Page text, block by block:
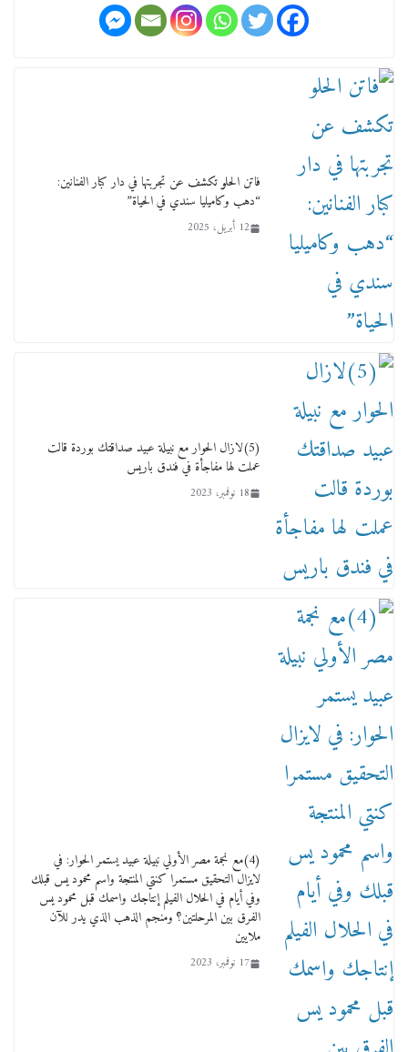
القويري ملك الدعاية لأشهر بسكويت في مصر
17 يناير، 2026
فاتن الحلو تكشف عن تجربتها في دار كبار الفنانين:
“دهب وكاميليا سندي في الحياة”
12 أبريل، 2025
(5)لازال الحوار مع نبيلة عبيد صداقتك بوردة قالت
عملت لها مفاجأة في فندق باريس
18 نوفمبر، 2023
(4)مع نجمة مصر الأولي نبيلة عبيد يستمر الحوار: في
لايزال التحقيق مستمرا كنتي المنتجة واسم محمود يس قبلك
وفي أيام في الحلال الفيلم إنتاجك واسمك قبل محمود يس
الفرق بين المرحلتين؟ ومنجم الذهب الذي يدر للآن
ملايين
17 نوفمبر، 2023